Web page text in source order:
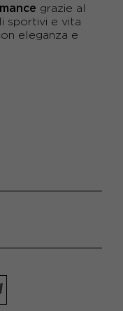
grazie al
sportivi e vita
eleganza e